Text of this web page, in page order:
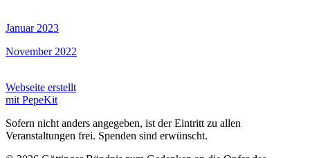
Januar 2023
November 2022
Webseite erstellt
mit PepeKit
Sofern nicht anders angegeben, ist der Eintritt zu allen
Veranstaltungen frei. Spenden sind erwünscht.